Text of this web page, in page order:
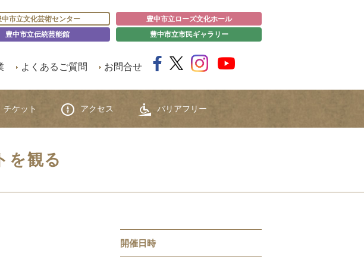
中市立文化芸術センター
豊中市立ローズ文化ホール
豊中市立伝統芸能館
豊中市立市民ギャラリー
よくあるご質問 お問合せ
チケット アクセス バリアフリー
を観る
開催日時